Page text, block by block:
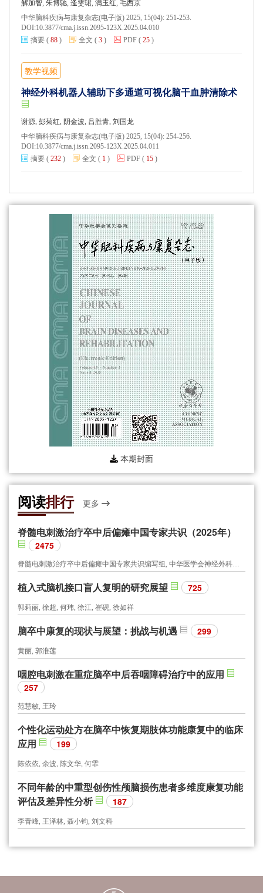
解加智, 朱博驰, 逄雯珺, 满玉红, 毛西京
中华脑科疾病与康复杂志(电子版) 2025, 15(04): 251-253.
DOI:10.3877/cma.j.issn.2095-123X.2025.04.010
摘要 ( 88 ) 全文 ( 3 ) PDF ( 25 )
教学视频
神经外科机器人辅助下多通道可视化脑干血肿清除术
谢源, 彭菊红, 阴金波, 吕胜青, 刘国龙
中华脑科疾病与康复杂志(电子版) 2025, 15(04): 254-256.
DOI:10.3877/cma.j.issn.2095-123X.2025.04.011
摘要 ( 232 ) 全文 ( 1 ) PDF ( 15 )
本期封面
阅读排行 更多
脊髓电刺激治疗卒中后偏瘫中国专家共识（2025年）
2475
脊髓电刺激治疗卒中后偏瘫中国专家共识编写组, 中华医学会神经外科学分会功能神经外科学组, 中国研究型医院学会神经外科学专业委员会, 世界华人神经外科协会功能神经外科专业委员会, 北京医学会神经外科学分会功能神经外科专业组, 北京医学会神经外科学分会周围神经外科专业组
植入式脑机接口盲人复明的研究展望 725
郭莉丽, 徐超, 何玮, 徐江, 崔砚, 徐如祥
脑卒中康复的现状与展望：挑战与机遇 299
黄丽, 郭淮莲
咽腔电刺激在重症脑卒中后吞咽障碍治疗中的应用
257
范慧敏, 王玲
个性化运动处方在脑卒中恢复期肢体功能康复中的临床
应用
199
陈依依, 余波, 陈文华, 何霏
不同年龄的中重型创伤性颅脑损伤患者多维度康复功能
评估及差异性分析
187
李青峰, 王泽林, 聂小钧, 刘文科